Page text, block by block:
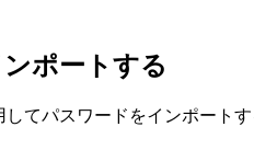
ポートする
してパスワードをインポート